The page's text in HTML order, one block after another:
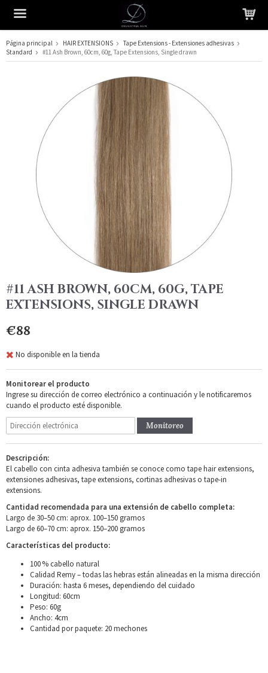
El producto ha sido añadido a su carrito
Página principal HAIR EXTENSIONS
Tape Extensions - Extensiones adhesivas
Standard
#11 Ash Brown, 60cm, 60g, Tape Extensions, Single drawn
#11 ASH BROWN, 60CM, 60G, TAPE
EXTENSIONS, SINGLE DRAWN
€88
No disponible en la tienda
Monitorear el producto
Ingrese su dirección de correo electrónico a continuación y le notificaremos
cuando el producto esté disponible.
Monitoreo
Descripción:
El cabello con cinta adhesiva también se conoce como tape hair extensions,
extensiones adhesivas, tape extensions, cortinas adhesivas o tape-in
extensions.
Cantidad recomendada para una extensión de cabello completa:
Largo de 30–50 cm: aprox. 100–150 gramos
Largo de 60–70 cm: aprox. 150–200 gramos
Características del producto:
100 % cabello natural
Calidad Remy – todas las hebras están alineadas en la misma dirección
Duración: hasta 6 meses, dependiendo del cuidado
Longitud: 60cm
Peso: 60g
Ancho: 4cm
Cantidad por paquete: 20 mechones